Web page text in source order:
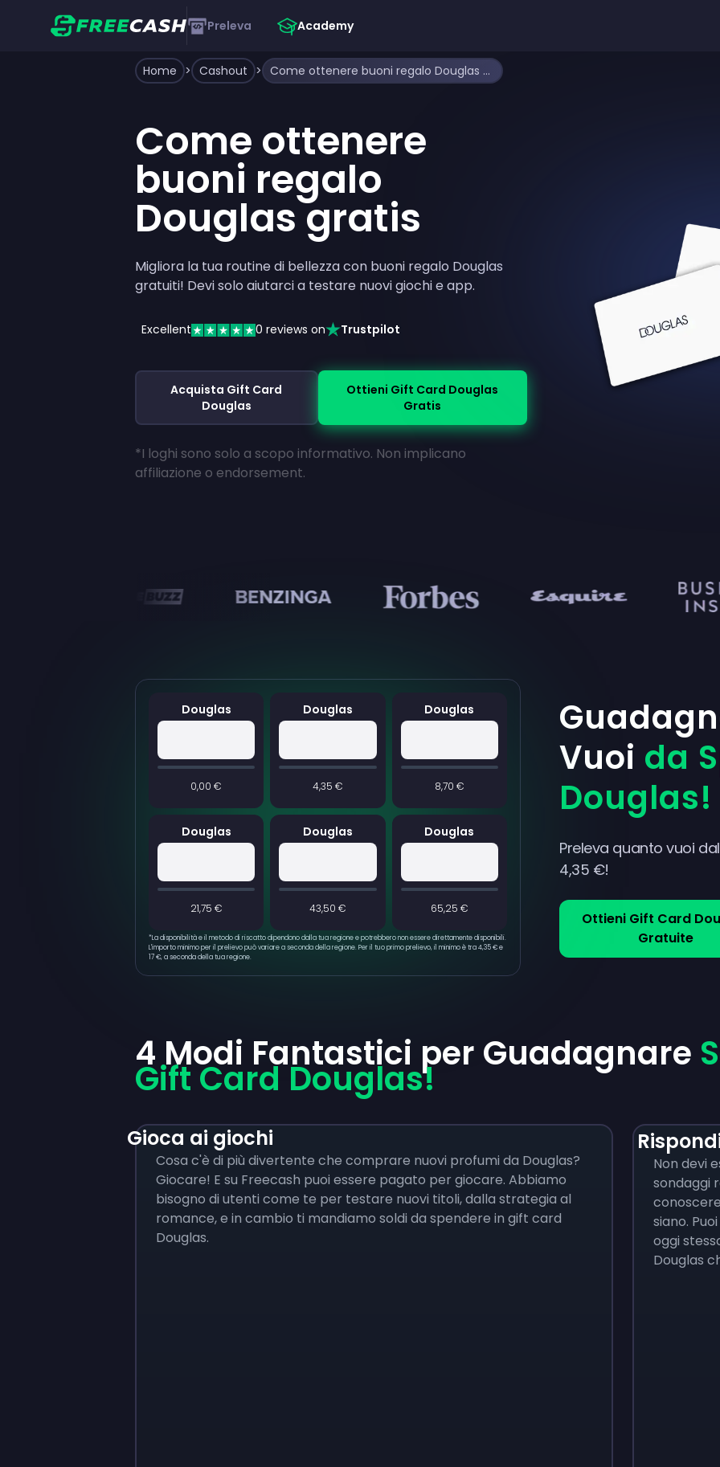
Preleva Academy
Home > Cashout > Come ottenere buoni regalo Douglas gratis
Come ottenere
buoni regalo
Douglas gratis
Migliora la tua routine di bellezza con buoni regalo Douglas
gratuiti! Devi solo aiutarci a testare nuovi giochi e app.
Excellent 0 reviews on Trustpilot
Acquista Gift Card
Douglas
Ottieni Gift Card Douglas
Gratis
*I loghi sono solo a scopo informativo. Non implicano
affiliazione o endorsement.
Douglas
0,00 €
Douglas
4,35 €
Douglas
8,70 €
Douglas
21,75 €
Douglas
43,50 €
Douglas
65,25 €
*La disponibilità e il metodo di riscatto dipendono dalla tua regione e potrebbero non essere direttamente disponibili.
L'importo minimo per il prelievo può variare a seconda della regione. Per il tuo primo prelievo, il minimo è tra 4,35 € e
17 €, a seconda della tua regione.
Vuoi da
Douglas!
Preleva quanto vuoi
4,35 €!
Ottieni Gift Card
Gratuite
4 Modi Fantastici per Guadagnare
Gift Card Douglas!
Gioca ai giochi
Cosa c'è di più divertente che comprare nuovi profumi da Douglas?
Giocare! E su Freecash puoi essere pagato per giocare. Abbiamo
bisogno di utenti come te per testare nuovi titoli, dalla strategia al
romance, e in cambio ti mandiamo soldi da spendere in gift card
Douglas.
Non devi
sondaggi
siano.
oggi
Douglas